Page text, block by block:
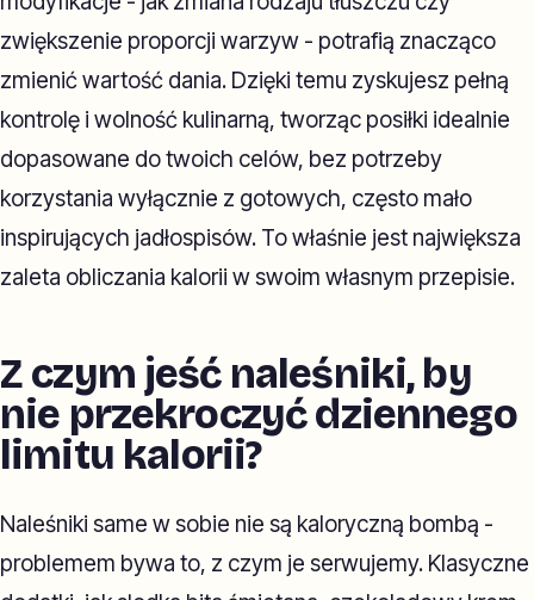
zwiększenie proporcji warzyw - potrafią znacząco
zmienić wartość dania. Dzięki temu zyskujesz pełną
kontrolę i wolność kulinarną, tworząc posiłki idealnie
dopasowane do twoich celów, bez potrzeby
korzystania wyłącznie z gotowych, często mało
inspirujących jadłospisów. To właśnie jest największa
zaleta obliczania kalorii w swoim własnym przepisie.
Z czym jeść naleśniki, by
nie przekroczyć dziennego
limitu kalorii?
Naleśniki same w sobie nie są kaloryczną bombą -
problemem bywa to, z czym je serwujemy. Klasyczne